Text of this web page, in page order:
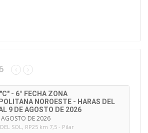
- 6° FECHA ZONA
NOROESTE - HARAS DEL
9 DE AGOSTO DE 2026
DE 2026
SOL, RP25 km 7,5 - Pilar